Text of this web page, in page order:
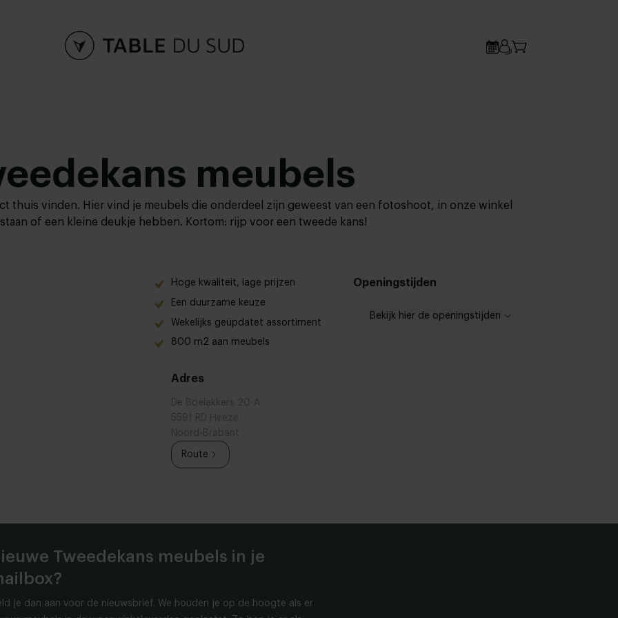
meubels
thuis vinden. Hier vind je meubels die onderdeel zijn geweest van een fotoshoot, in onze winkel
​​of een kleine deukje hebben. Kortom: rijp voor een tweede kans!
Hoge kwaliteit, lage prijzen
Een duurzame keuze
Wekelijks geüpdatet assortiment
800 m2 aan meubels
Openingstijden
Bekijk hier de openingstijden
Adres
De Boelakkers 20-A
5591 RD Heeze
Noord-Brabant
Route
Tweedekans meubels in je
je dan aan voor de nieuwsbrief. We houden je op de hoogte als er